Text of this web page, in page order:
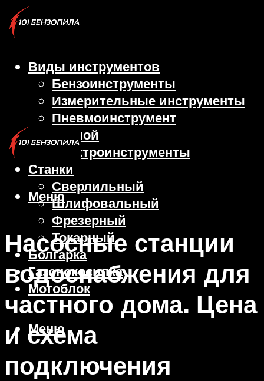
Виды инструментов
Бензоинструменты
Измерительные инструменты
Пневмоинструмент
Ручной
Электроинструменты
Станки
Сверлильный
Шлифовальный
Фрезерный
Токарный
Болгарка
Газонокосилка
Мотоблок
Меню
Меню
Насосные станции
водоснабжения для
частного дома. Цена
и схема
подключения